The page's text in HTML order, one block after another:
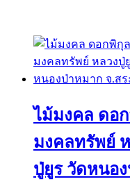
ไม้มงคล ดอ
มงคลทรัพย์
ปู่ยูร วัดหนอ